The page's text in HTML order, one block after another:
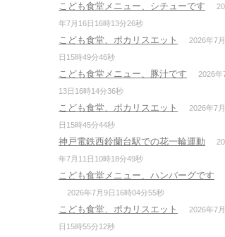
こども食堂メニュー、シチューです
年7月16日16時13分26秒
こども食堂、ポカリスエット
2026年7
日15時49分46秒
こども食堂メニュー、豚汁です
2026年
13日16時14分36秒
こども食堂、ポカリスエット
2026年7
日15時45分44秒
神戸電鉄西鈴蘭台駅での花一輪運動
年7月11日10時18分49秒
こども食堂メニュー、ハンバーグです
2026年7月9日16時04分55秒
こども食堂、ポカリスエット
2026年7
日15時55分12秒